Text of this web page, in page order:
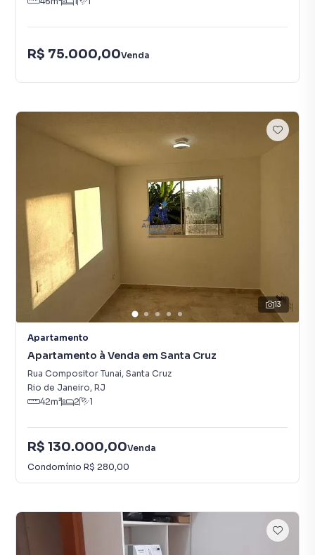
R$ 75.000,00Venda
13
Apartamento
Apartamento à Venda em Santa Cruz
Rua Compositor Tunai, Santa Cruz
Rio de Janeiro, RJ
42m² 2 1
R$ 130.000,00Venda
Condomínio R$ 280,00